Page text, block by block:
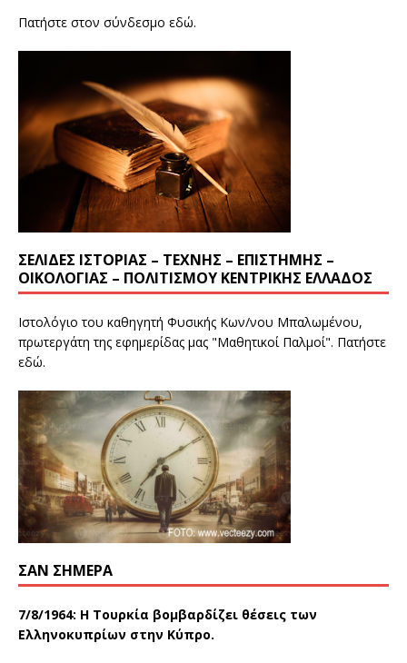
Πατήστε στον σύνδεσμο εδώ.
ΣΕΛΊΔΕΣ ΙΣΤΟΡΊΑΣ – ΤΈΧΝΗΣ – ΕΠΙΣΤΉΜΗΣ –
ΟΙΚΟΛΟΓΊΑΣ – ΠΟΛΙΤΙΣΜΟΎ ΚΕΝΤΡΙΚΉΣ ΕΛΛΆΔΟΣ
Ιστολόγιο του καθηγητή Φυσικής Κων/νου Μπαλωμένου,
πρωτεργάτη της εφημερίδας μας "Μαθητικοί Παλμοί". Πατήστε
εδώ.
ΣΑΝ ΣΉΜΕΡΑ
7/8/1964: Η Τουρκία βομβαρδίζει θέσεις των
Ελληνοκυπρίων στην Κύπρο.